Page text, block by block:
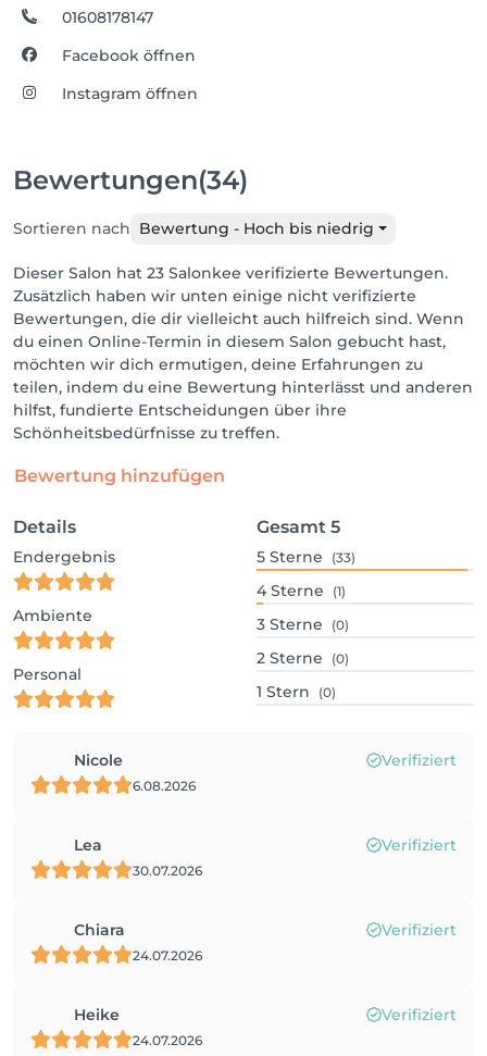
01608178147
Facebook öffnen
Instagram öffnen
Bewertungen(34)
Sortieren nach Bewertung - Hoch bis niedrig
Dieser Salon hat 23 Salonkee verifizierte Bewertungen.
Zusätzlich haben wir unten einige nicht verifizierte
Bewertungen, die dir vielleicht auch hilfreich sind. Wenn
du einen Online-Termin in diesem Salon gebucht hast,
möchten wir dich ermutigen, deine Erfahrungen zu
teilen, indem du eine Bewertung hinterlässt und anderen
hilfst, fundierte Entscheidungen über ihre
Schönheitsbedürfnisse zu treffen.
Bewertung hinzufügen
Details
Endergebnis
Ambiente
Personal
Gesamt 5
5 Sterne (33)
4 Sterne (1)
3 Sterne (0)
2 Sterne (0)
1 Stern (0)
Nicole Verifiziert
6.08.2026
Lea Verifiziert
30.07.2026
Chiara Verifiziert
24.07.2026
Heike Verifiziert
24.07.2026